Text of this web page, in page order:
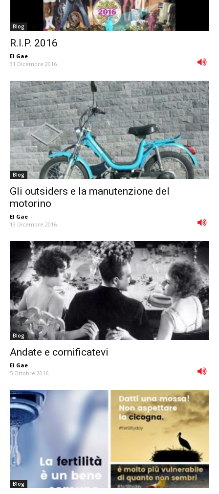
Blog
R.I.P. 2016
El Gae -
31 Dicembre 2016
Blog
Gli outsiders e la manutenzione del
motorino
El Gae -
13 Dicembre 2016
Blog
Andate e cornificatevi
El Gae -
5 Ottobre 2016
Blog